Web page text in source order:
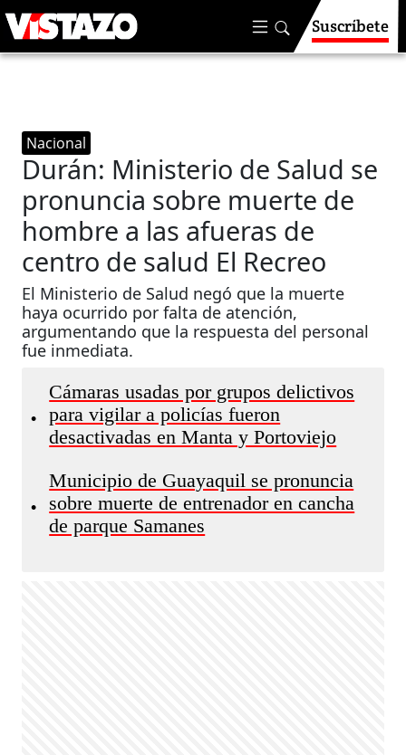
Suscríbete
Nacional
Durán: Ministerio de Salud se
pronuncia sobre muerte de
hombre a las afueras de
centro de salud El Recreo
El Ministerio de Salud negó que la muerte
haya ocurrido por falta de atención,
argumentando que la respuesta del personal
fue inmediata.
•
Cámaras usadas por grupos delictivos
para vigilar a policías fueron
desactivadas en Manta y Portoviejo
•
Municipio de Guayaquil se pronuncia
sobre muerte de entrenador en cancha
de parque Samanes